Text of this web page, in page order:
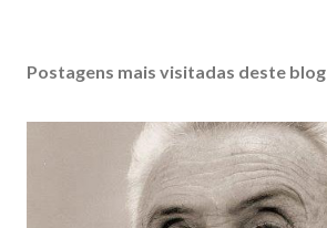
a
u
Postagens mais visitadas deste blog